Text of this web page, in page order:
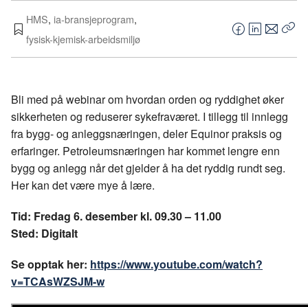
HMS, ia-bransjeprogram,
fysisk-kjemisk-arbeidsmiljø
F
b
o
o
k
L
e
d
I
n
E
s
t
Bli med på webinar om hvordan orden og ryddighet øker
sikkerheten og reduserer sykefraværet. I tillegg til innlegg
fra bygg- og anleggsnæringen, deler Equinor praksis og
erfaringer. Petroleumsnæringen har kommet lengre enn
bygg og anlegg når det gjelder å ha det ryddig rundt seg.
Her kan det være mye å lære.
Tid: Fredag 6. desember kl. 09.30 – 11.00
Sted: Digitalt
Se opptak her: https://www.youtube.com/watch?
v=TCAsWZSJM-w